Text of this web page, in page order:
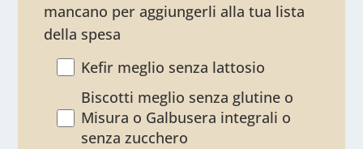
mancano per aggiungerli alla tua lista
della spesa
Kefir meglio senza lattosio
Biscotti meglio senza glutine o
Misura o Galbusera integrali o
senza zucchero